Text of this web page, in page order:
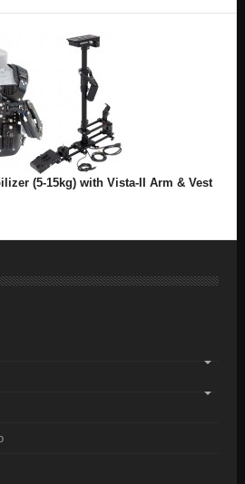
(5-15kg) with Vista-II Arm & Vest